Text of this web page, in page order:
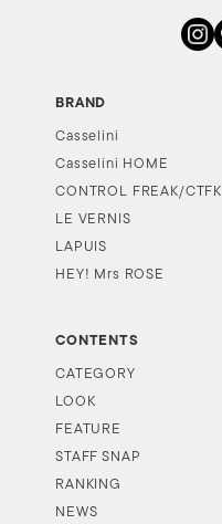
BRAND
Casselini
Casselini HOME
CONTROL FREAK/CTFK
LE VERNIS
LAPUIS
HEY! Mrs ROSE
CONTENTS
CATEGORY
LOOK
FEATURE
STAFF SNAP
RANKING
NEWS